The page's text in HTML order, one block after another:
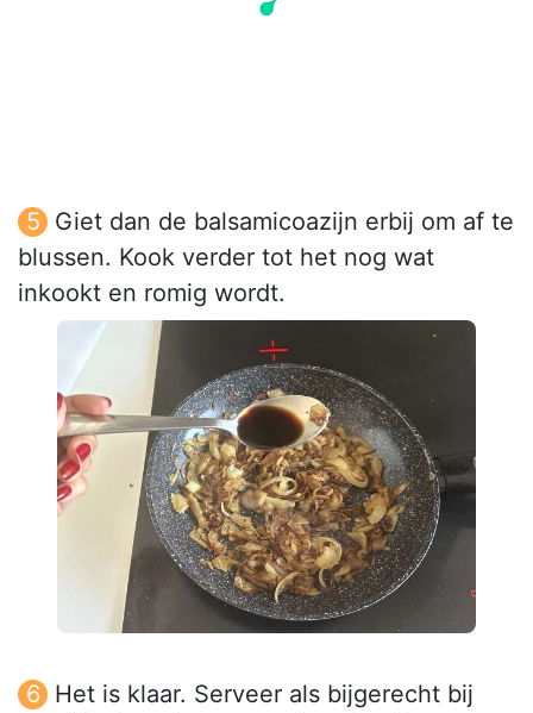
Giet dan de balsamicoazijn erbij om af te
blussen. Kook verder tot het nog wat
inkookt en romig wordt.
Het is klaar. Serveer als bijgerecht bij